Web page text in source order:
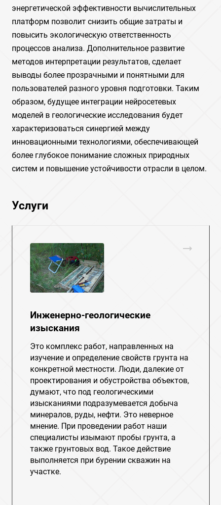
энергетической эффективности вычислительных
платформ позволит снизить общие затраты и
повысить экологическую ответственность
процессов анализа. Дополнительное развитие
методов интерпретации результатов, сделает
выводы более прозрачными и понятными для
пользователей разного уровня подготовки. Таким
образом, будущее интеграции нейросетевых
моделей в геологические исследования будет
характеризоваться синергией между
инновационными технологиями, обеспечивающей
более глубокое понимание сложных природных
систем и повышение устойчивости отрасли в целом.
Услуги
Инженерно-геологические
изыскания
Это комплекс работ, направленных на
изучение и определение свойств грунта на
конкретной местности. Люди, далекие от
проектирования и обустройства объектов,
думают, что под геологическими
изысканиями подразумевается добыча
минералов, руды, нефти. Это неверное
мнение. При проведении работ наши
специалисты изымают пробы грунта, а
также грунтовых вод. Такое действие
выполняется при бурении скважин на
участке.